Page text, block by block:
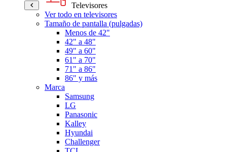
Televisores
Ver todo en televisores
Tamaño de pantalla (pulgadas)
Menos de 42"
42" a 48"
49" a 60"
61" a 70"
71" a 86"
86" y más
Marca
Samsung
LG
Panasonic
Kalley
Hyundai
Challenger